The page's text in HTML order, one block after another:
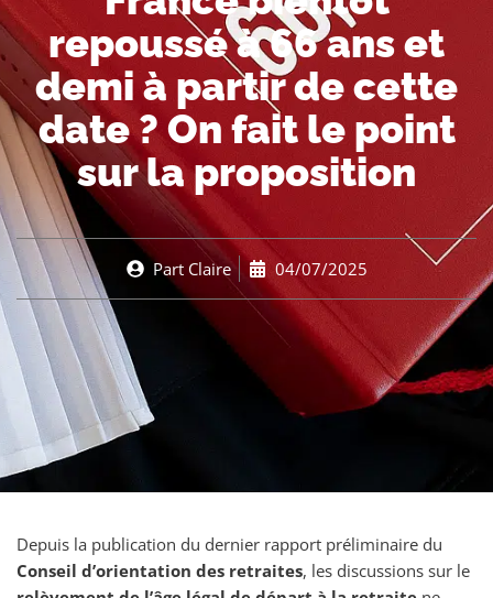
repoussé à 66 ans et
demi à partir de cette
date ? On fait le point
sur la proposition
PartClaire 04/07/2025
Depuis la publication du dernier rapport préliminaire du
Conseil d’orientation des retraites, les discussions sur le